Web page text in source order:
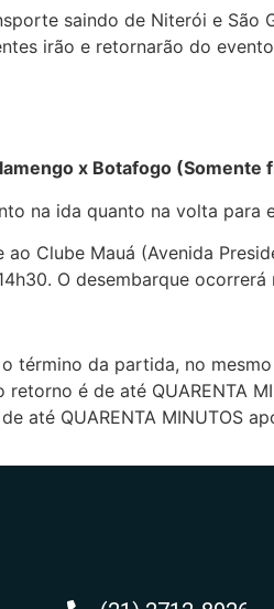
saindo de Niterói e São
irão e retornarão do
x Botafogo (Somente
na ida quanto na volta para
Clube Mauá (Avenida
O desembarque
término da partida, no
retorno é de até QUARENTA
até QUARENTA MINUTOS